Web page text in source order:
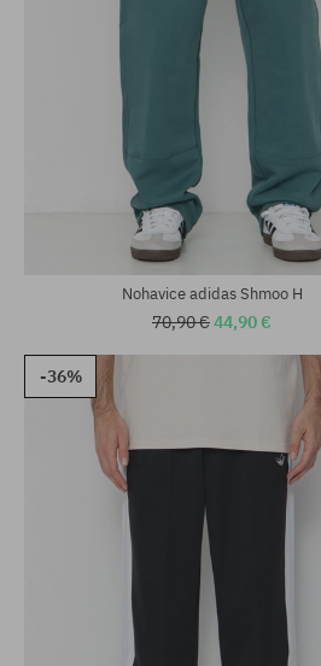
Dostupné veľkosti:
Nohavice adidas Shmoo H
70,90 €44,90 €
-36%